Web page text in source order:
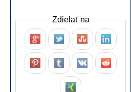
Zdielať na